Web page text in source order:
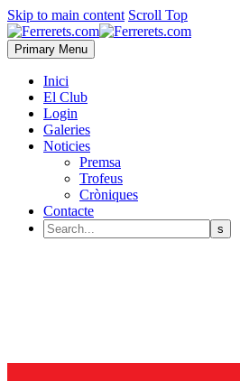
Skip to main content Scroll Top
Primary Menu
Inici
El Club
Login
Galeries
Noticies
Premsa
Trofeus
Cròniques
Contacte